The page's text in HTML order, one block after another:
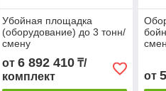
Убойная площадка
(оборудование) до 3 тонн/
смену
от 6 892 410₸/
комплект
от